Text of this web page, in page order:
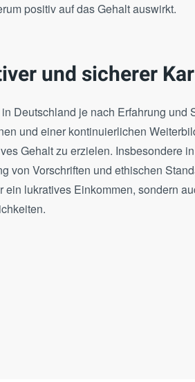
positiv auf das Gehalt auswirkt.
und sicherer
Deutschland je nach Erfahrung und
und einer kontinuierlichen
Gehalt zu erzielen. Insbesondere
von Vorschriften und ethischen
ein lukratives Einkommen, sondern